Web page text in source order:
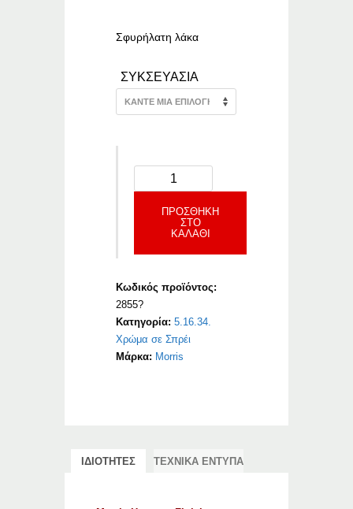
Σφυρήλατη λάκα
ΣΥΚΣΕΥΑΣΙΑ
ΠΡΟΣΘΉΚΗ
ΣΤΟ
ΚΑΛΆΘΙ
Κωδικός προϊόντος:
2855?
Κατηγορία:5.16.34.
Χρώμα σε Σπρέι
Μάρκα: Morris
ΙΔΙΟΤΗΤΕΣ ΤΕΧΝΙΚΑ ΕΝΤΥΠΑ